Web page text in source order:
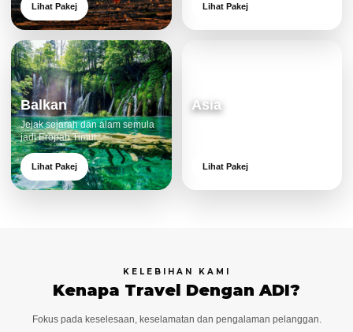
Lihat Pakej Lihat Pakej
Balkan
Jejak sejarah dan alam semula
jadi Eropah Timur.
Lihat Pakej
Asia
Lihat Pakej
KELEBIHAN KAMI
Kenapa Travel Dengan ADI?
Fokus pada keselesaan, keselamatan dan pengalaman pelanggan.